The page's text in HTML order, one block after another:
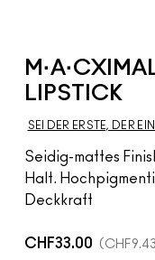
LIPSTICK
SEI DER ERSTE, DER
Seidig-mattes
Halt.
Deckkraft
CHF33.00 CHF9.43